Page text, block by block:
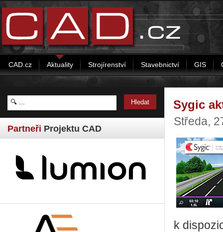
CAD.cz Aktuality Strojírenství Stavebnictví GIS
Partneři Projektu CAD
Sygic
Středa,
k